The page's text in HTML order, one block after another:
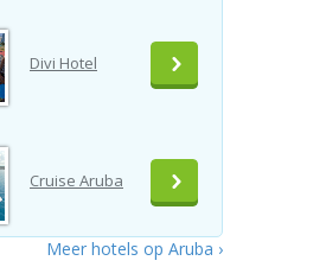
Divi Hotel
Cruise Aruba
Meer hotels op Aruba ›